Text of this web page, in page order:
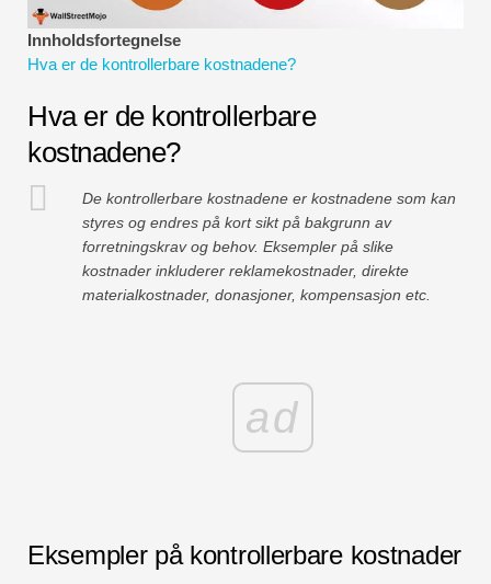
Økonomiske modelleringsveiledninger
Fullstendig format
Risikostyringsveiledninger
Innholdsfortegnelse
Hva er de kontrollerbare kostnadene?
Hva er de kontrollerbare
kostnadene?
De kontrollerbare kostnadene er kostnadene som kan
styres og endres på kort sikt på bakgrunn av
forretningskrav og behov. Eksempler på slike
kostnader inkluderer reklamekostnader, direkte
materialkostnader, donasjoner, kompensasjon etc.
ad
Eksempler på kontrollerbare kostnader